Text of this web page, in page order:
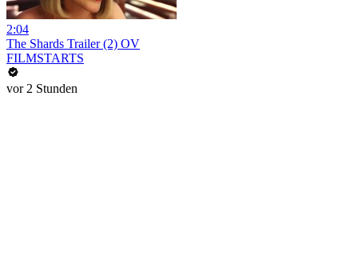
2:04
The Shards Trailer (2) OV
FILMSTARTS
vor 2 Stunden